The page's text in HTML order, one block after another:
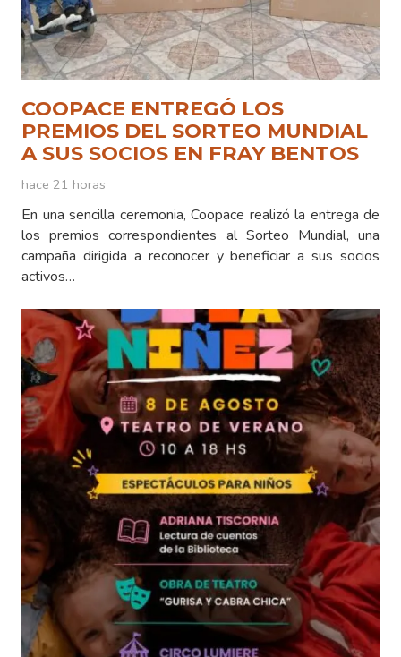
COOPACE ENTREGÓ LOS
PREMIOS DEL SORTEO MUNDIAL
A SUS SOCIOS EN FRAY BENTOS
hace 21 horas
En una sencilla ceremonia, Coopace realizó la entrega de
los premios correspondientes al Sorteo Mundial, una
campaña dirigida a reconocer y beneficiar a sus socios
activos…